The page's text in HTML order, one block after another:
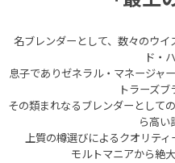
名ブレンダーとして、数々のウ
ド・
息子でありゼネラル・マネージャ
トラーズブ
その類まれなるブレンダーとして
ら高い
上質の樽選びによるクオリティ
モルトマニアから絶